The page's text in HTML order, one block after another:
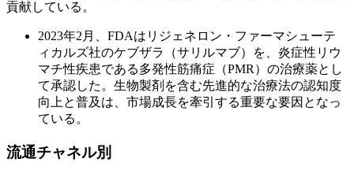
貢献している。
2023年2月、FDAはリジェネロン・ファーマシューテ
ィカルズ社のケブザラ（サリルマブ）を、炎症性リウ
マチ性疾患である多発性筋痛症（PMR）の治療薬とし
て承認した。生物製剤を含む先進的な治療法の認知度
向上と普及は、市場成長を牽引する重要な要因となっ
ている。
流通チャネル別